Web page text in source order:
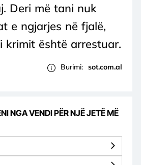
Deri më tani nuk
e ngjarjes në fjalë,
krimit është arrestuar.
Burimi: sot.com.al
NGA VENDI PËR NJË JETË MË